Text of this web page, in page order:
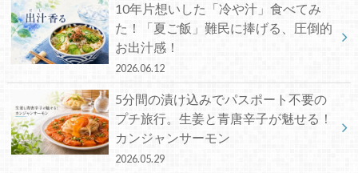
10年片想いした「冷や汁」食べてみ
た！「夏ご飯」難民に捧げる、圧倒的
お出汁感！
2026.06.12
5分間の漬け込みでパスポート不要の
プチ旅行。生姜と青唐辛子が魅せる！
カンジャンサーモン
2026.05.29